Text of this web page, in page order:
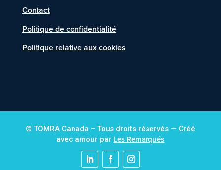
Contact
Politique de confidentialité
Politique relative aux cookies
© TOMRA Canada – Tous droits réservés — Créé
avec amour par Les Remarqués